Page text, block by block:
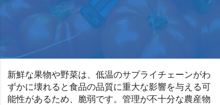
新鮮な果物や野菜は、低温のサプライチェーンがわ
ずかに壊れると食品の品質に重大な影響を与える可
能性があるため、脆弱です。管理が不十分な農産物